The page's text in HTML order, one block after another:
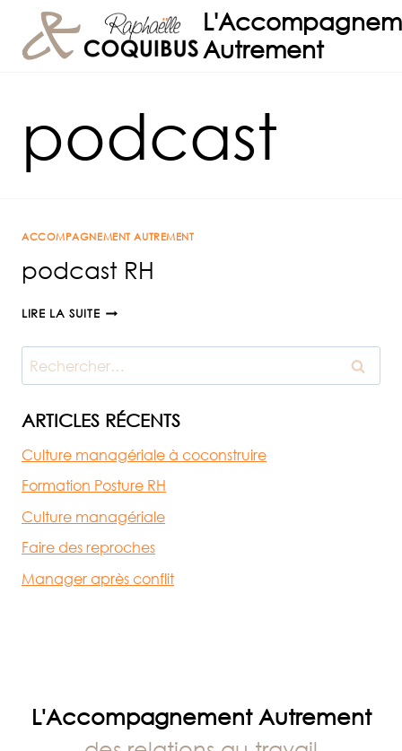
contenu
Autrement
podcast
ACCOMPAGNEMENT AUTREMENT
podcast RH
LIRE LA SUITEPODCAST
Rechercher :
ARTICLES RÉCENTS
Culture managériale à coconstruire
Formation Posture RH
Culture managériale
Faire des reproches
Manager après conflit
L'Accompagnement Autrement